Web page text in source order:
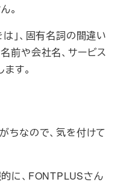
。
」、固有名詞の間違い
前や会社名、サービス
す。
ちなので、気を付けて
に、FONTPLUSさん